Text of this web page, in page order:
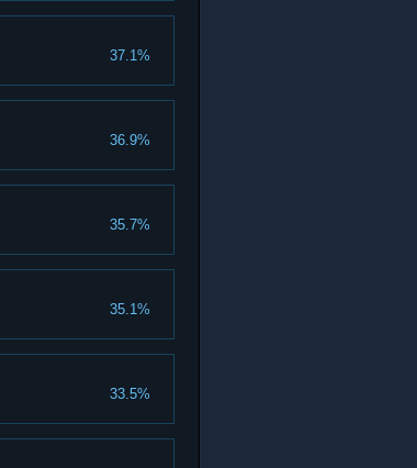
37.1%
36.9%
35.7%
35.1%
33.5%